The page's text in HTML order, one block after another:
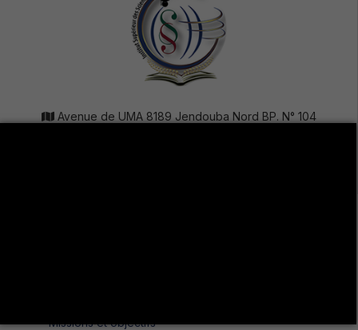
Avenue de UMA 8189 Jendouba Nord BP. N° 104
Missions et objectifs